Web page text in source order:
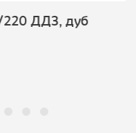
220 ДДЗ, дуб